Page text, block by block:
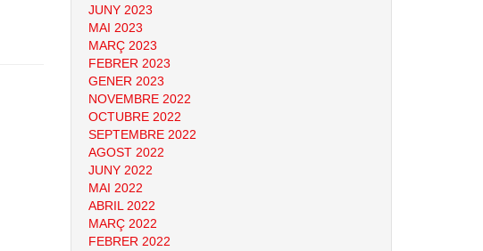
JUNY 2023
MAI 2023
MARÇ 2023
FEBRER 2023
GENER 2023
NOVEMBRE 2022
OCTUBRE 2022
SEPTEMBRE 2022
AGOST 2022
JUNY 2022
MAI 2022
ABRIL 2022
MARÇ 2022
FEBRER 2022